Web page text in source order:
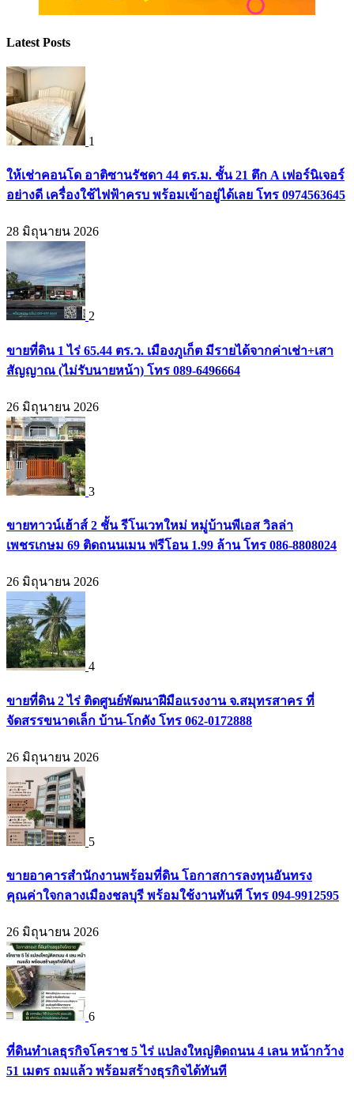
Latest Posts
1
ให้เช่าคอนโด อาติซานรัชดา 44 ตร.ม. ชั้น 21 ตึก A เฟอร์นิเจอร์
อย่างดี เครื่องใช้ไฟฟ้าครบ พร้อมเข้าอยู่ได้เลย โทร 0974563645
28 มิถุนายน 2026
2
ขายที่ดิน 1 ไร่ 65.44 ตร.ว. เมืองภูเก็ต มีรายได้จากค่าเช่า+เสา
สัญญาณ (ไม่รับนายหน้า) โทร 089-6496664
26 มิถุนายน 2026
3
ขายทาวน์เฮ้าส์ 2 ชั้น รีโนเวทใหม่ หมู่บ้านพีเอส วิลล่า
เพชรเกษม 69 ติดถนนเมน ฟรีโอน 1.99 ล้าน โทร 086-8808024
26 มิถุนายน 2026
4
ขายที่ดิน 2 ไร่ ติดศูนย์พัฒนาฝีมือแรงงาน จ.สมุทรสาคร ที่
จัดสรรขนาดเล็ก บ้าน-โกดัง โทร 062-0172888
26 มิถุนายน 2026
5
ขายอาคารสำนักงานพร้อมที่ดิน โอกาสการลงทุนอันทรง
คุณค่าใจกลางเมืองชลบุรี พร้อมใช้งานทันที โทร 094-9912595
26 มิถุนายน 2026
6
ที่ดินทำเลธุรกิจโคราช 5 ไร่ แปลงใหญ่ติดถนน 4 เลน หน้ากว้าง
51 เมตร ถมแล้ว พร้อมสร้างธุรกิจได้ทันที